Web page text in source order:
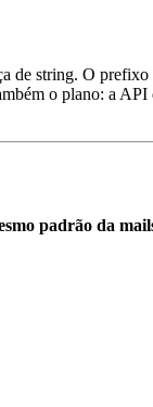
de string. O
o plano: a
padrão da